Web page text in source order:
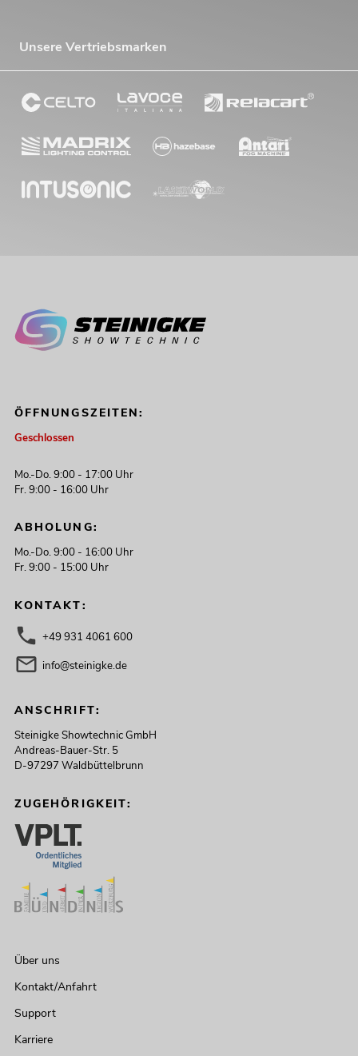
Unsere Vertriebsmarken
ÖFFNUNGSZEITEN:
Geschlossen
Mo.-Do. 9:00 - 17:00 Uhr
Fr. 9:00 - 16:00 Uhr
ABHOLUNG:
Mo.-Do. 9:00 - 16:00 Uhr
Fr. 9:00 - 15:00 Uhr
KONTAKT:
+49 931 4061 600
info@steinigke.de
ANSCHRIFT:
Steinigke Showtechnic GmbH
Andreas-Bauer-Str. 5
D-97297 Waldbüttelbrunn
ZUGEHÖRIGKEIT:
Über uns
Kontakt/Anfahrt
Support
Karriere